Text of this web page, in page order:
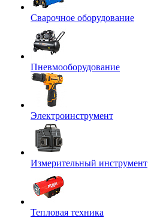
Сварочное оборудование
Пневмооборудование
Электроинструмент
Измерительный инструмент
Тепловая техника